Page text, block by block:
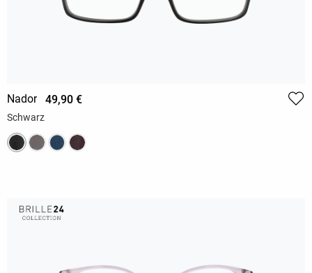
Nador 49,90 €
Schwarz